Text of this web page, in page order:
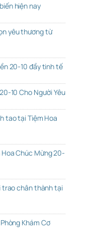
hiện nay
yêu thương từ
20-10 đầy tinh tế
10 Cho Người Yêu
tao tại Tiệm Hoa
Chúc Mừng 20-
trao chân thành tại
Khám Cơ